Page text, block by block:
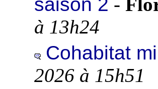
à 13h24
Cohabitat
2026 à 15h51